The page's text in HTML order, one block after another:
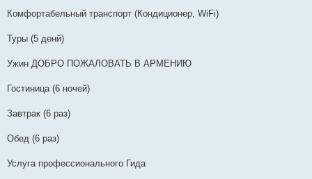
Комфортабельный транспорт (Кондиционер, WiFi)
Туры (5 денй)
Ужин ДОБРО ПОЖАЛОВАТЬ В АРМЕНИЮ
Гостиница (6 ночей)
Завтрак (6 раз)
Обед (6 раз)
Услуга профессионального Гида